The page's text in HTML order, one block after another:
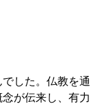
した。仏教を通
が伝来し、有力